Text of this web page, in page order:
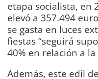
etapa socialista, en
elevó a 357.494
se gasta en luces
fiestas “seguirá
40% en relación a
Además, este edil